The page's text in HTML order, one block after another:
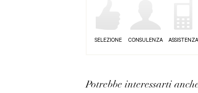
SELEZIONE CONSULENZA ASSISTENZA
Potrebbe interessarti